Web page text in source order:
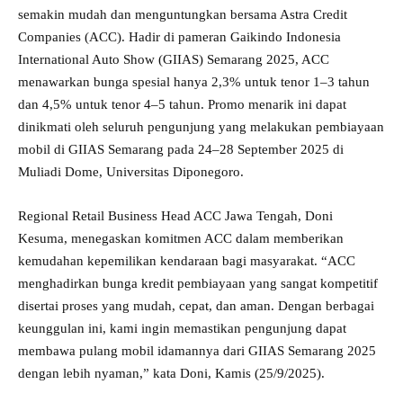
semakin mudah dan menguntungkan bersama Astra Credit
Companies (ACC). Hadir di pameran Gaikindo Indonesia
International Auto Show (GIIAS) Semarang 2025, ACC
menawarkan bunga spesial hanya 2,3% untuk tenor 1–3 tahun
dan 4,5% untuk tenor 4–5 tahun. Promo menarik ini dapat
dinikmati oleh seluruh pengunjung yang melakukan pembiayaan
mobil di GIIAS Semarang pada 24–28 September 2025 di
Muliadi Dome, Universitas Diponegoro.
Regional Retail Business Head ACC Jawa Tengah, Doni
Kesuma, menegaskan komitmen ACC dalam memberikan
kemudahan kepemilikan kendaraan bagi masyarakat. “ACC
menghadirkan bunga kredit pembiayaan yang sangat kompetitif
disertai proses yang mudah, cepat, dan aman. Dengan berbagai
keunggulan ini, kami ingin memastikan pengunjung dapat
membawa pulang mobil idamannya dari GIIAS Semarang 2025
dengan lebih nyaman,” kata Doni, Kamis (25/9/2025).